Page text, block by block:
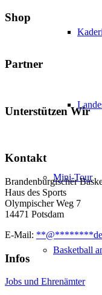
Mini-Tour
Basketball
Shop
Partner
Unterstützen Wir
Kontakt
Brandenburgischer
Haus des Sports
Olympischer Weg 7
14471 Potsdam
E-Mail: **@********
Infos
Jobs und Ehrenämter